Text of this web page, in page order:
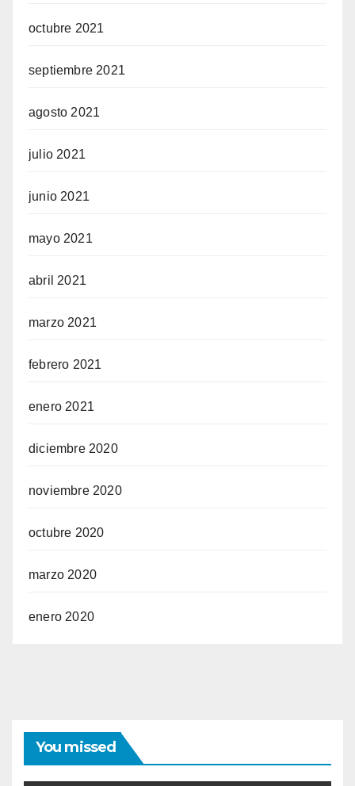
octubre 2021
septiembre 2021
agosto 2021
julio 2021
junio 2021
mayo 2021
abril 2021
marzo 2021
febrero 2021
enero 2021
diciembre 2020
noviembre 2020
octubre 2020
marzo 2020
enero 2020
You missed